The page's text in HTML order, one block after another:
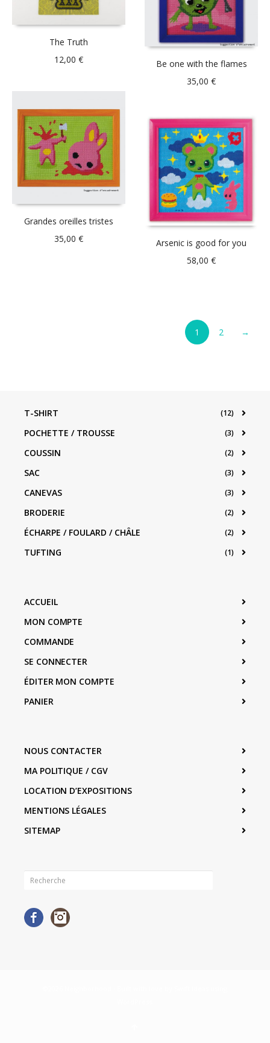
The Truth
12,00 €
Be one with the flames
35,00€
Grandes oreilles tristes
35,00 €
Arsenic is good for you
58,00€
1 2 →
T-SHIRT (12)
POCHETTE / TROUSSE (3)
COUSSIN (2)
SAC (3)
CANEVAS (3)
BRODERIE (2)
ÉCHARPE / FOULARD / CHÂLE (2)
TUFTING (1)
ACCUEIL
MON COMPTE
COMMANDE
SE CONNECTER
ÉDITER MON COMPTE
PANIER
NOUS CONTACTER
MA POLITIQUE / CGV
LOCATION D’EXPOSITIONS
MENTIONS LÉGALES
SITEMAP
Facebook